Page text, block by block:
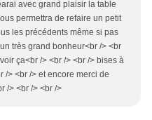
avec grand plaisir la table
permettra de refaire un petit
les précédents même si pas
très grand bonheur<br /> <br
ça<br /> <br /> <br /> bises à
/> <br /> et encore merci de
/> <br /> <br />